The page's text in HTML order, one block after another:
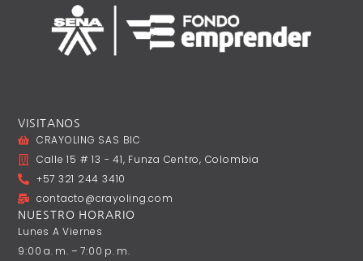
VISITANOS
CRAYOLING SAS BIC
Calle 15 # 13 - 41, Funza Centro, Colombia
+57 321 244 3410
contacto@crayoling.com
NUESTRO HORARIO
Lunes A ‎Viernes
9:00 A. M. – 7:00 P. M.